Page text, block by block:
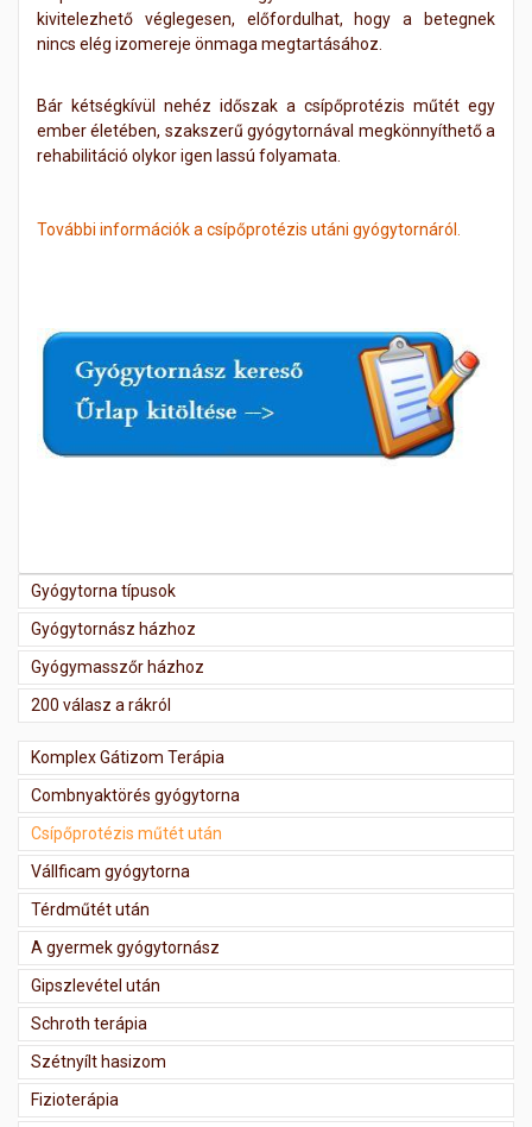
kivitelezhető véglegesen, előfordulhat, hogy a betegnek
nincs elég izomereje önmaga megtartásához.
Bár kétségkívül nehéz időszak a csípőprotézis műtét egy
ember életében, szakszerű gyógytornával megkönnyíthető a
rehabilitáció olykor igen lassú folyamata.
További információk a csípőprotézis utáni gyógytornáról.
Gyógytorna típusok
Gyógytornász házhoz
Gyógymasszőr házhoz
200 válasz a rákról
Komplex Gátizom Terápia
Combnyaktörés gyógytorna
Csípőprotézis műtét után
Vállficam gyógytorna
Térdműtét után
A gyermek gyógytornász
Gipszlevétel után
Schroth terápia
Szétnyílt hasizom
Fizioterápia